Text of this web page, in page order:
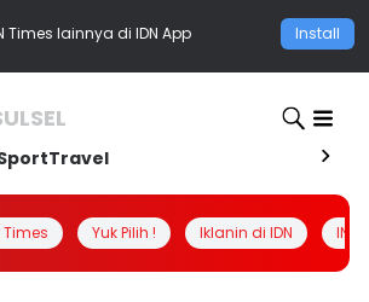
Times lainnya di IDN App Install
Travel
Yuk Pilih ! Iklanin di IDN